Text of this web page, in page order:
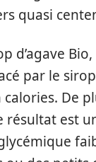
quasi
d’agave
par le
De
résultat est